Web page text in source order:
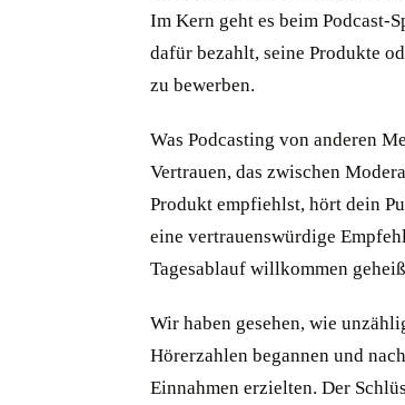
Im Kern geht es beim Podcast-
dafür bezahlt, seine Produkte
zu bewerben.
Was Podcasting von anderen
Vertrauen, das zwischen
Produkt empfiehlst, hört dein
eine vertrauenswürdige
Tagesablauf willkommen
Wir haben gesehen, wie
Hörerzahlen begannen und
Einnahmen erzielten. Der